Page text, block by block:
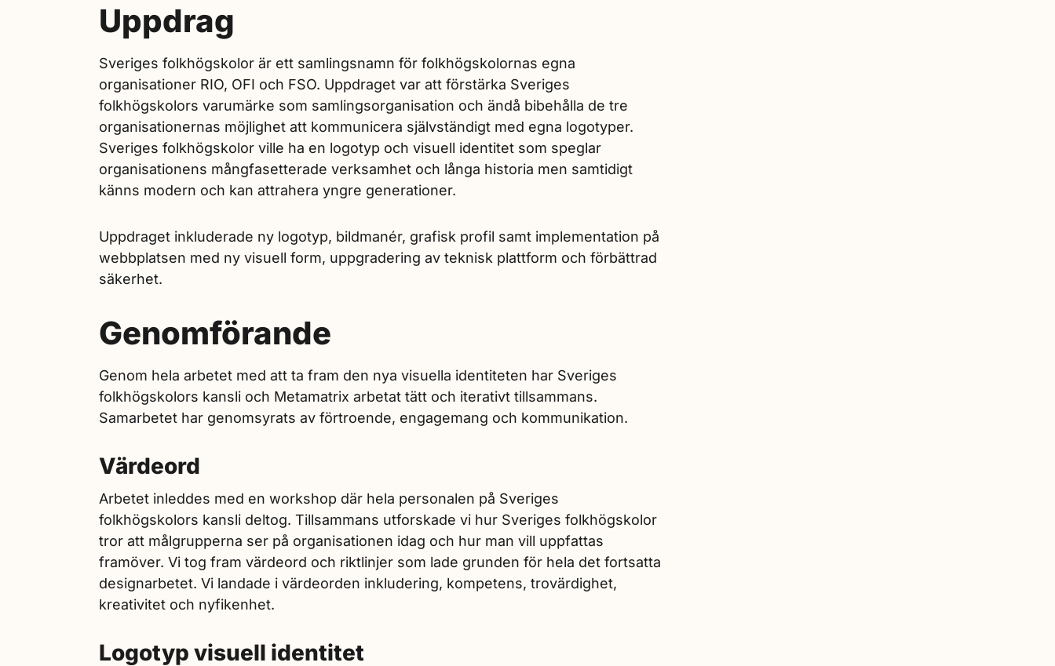
Uppdrag
Sveriges folkhögskolor är ett samlingsnamn för folkhögskolornas egna
organisationer RIO, OFI och FSO. Uppdraget var att förstärka Sveriges
folkhögskolors varumärke som samlingsorganisation och ändå bibehålla de tre
organisationernas möjlighet att kommunicera självständigt med egna logotyper.
Sveriges folkhögskolor ville ha en logotyp och visuell identitet som speglar
organisationens mångfasetterade verksamhet och långa historia men samtidigt
känns modern och kan attrahera yngre generationer.
Uppdraget inkluderade ny logotyp, bildmanér, grafisk profil samt implementation på
webbplatsen med ny visuell form, uppgradering av teknisk plattform och förbättrad
säkerhet.
Genomförande
Genom hela arbetet med att ta fram den nya visuella identiteten har Sveriges
folkhögskolors kansli och Metamatrix arbetat tätt och iterativt tillsammans.
Samarbetet har genomsyrats av förtroende, engagemang och kommunikation.
Värdeord
Arbetet inleddes med en workshop där hela personalen på Sveriges
folkhögskolors kansli deltog. Tillsammans utforskade vi hur Sveriges folkhögskolor
tror att målgrupperna ser på organisationen idag och hur man vill uppfattas
framöver. Vi tog fram värdeord och riktlinjer som lade grunden för hela det fortsatta
designarbetet. Vi landade i värdeorden inkludering, kompetens, trovärdighet,
kreativitet och nyfikenhet.
Logotyp visuell identitet